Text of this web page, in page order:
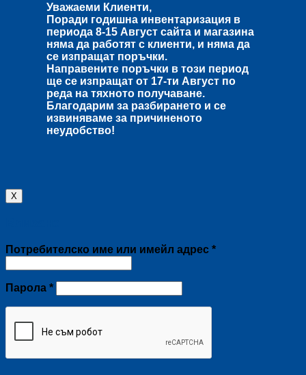
Уважаеми Клиенти,
Поради годишна инвентаризация в
периода 8-15 Август сайта и магазина
няма да работят с клиенти, и няма да
се изпращат поръчки.
Направените поръчки в този период
ще се изпращат от 17-ти Август по
реда на тяхното получаване.
Благодарим за разбирането и се
извиняваме за причиненото
неудобство!
X
Потребителско име или имейл адрес *Задължително
Парола *Задължително